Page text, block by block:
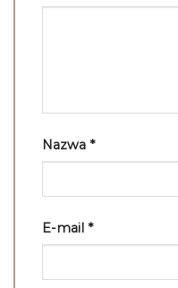
Nazwa *
E-mail *